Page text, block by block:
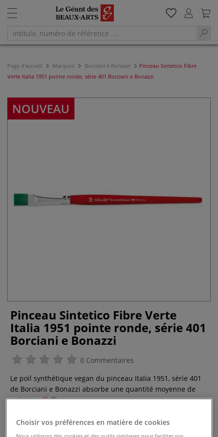
Page d'accueil Marques Borciani e Bonazzi
Pinceau Sintetico Fibre
Verte Italia 1951 pointe ronde, série 401 Borciani e Bonazzi
NOUVEAU
Pinceau Sintetico Fibre Verte
Italia 1951 pointe ronde, série 401
Borciani e Bonazzi
0 Commentaires
Le poil synthétique vegan du pinceau Italia 1951, série 401
de Borciani e Bonazzi absorbe une quantité moyenne de
peinture.
Plus
dès
Choisir vos préférences en matière de cookies